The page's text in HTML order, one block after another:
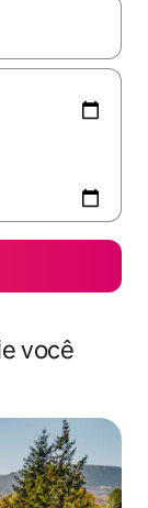
explore-os
você